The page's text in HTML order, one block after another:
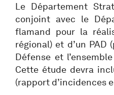
Le Département
conjoint avec le
flamand pour la
régional) et d’un
Défense et
Cette étude devra
(rapport d’incidences